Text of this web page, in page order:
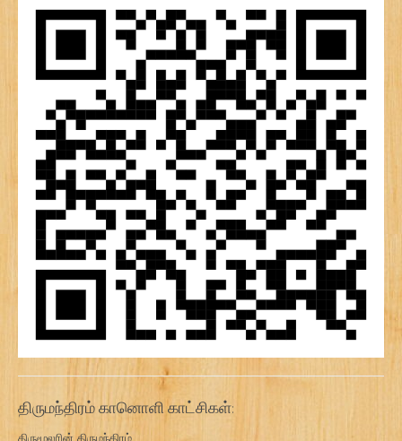
திருமந்திரம் கானொளி காட்சிகள்:
திருமூலரின் திருமந்திரம்